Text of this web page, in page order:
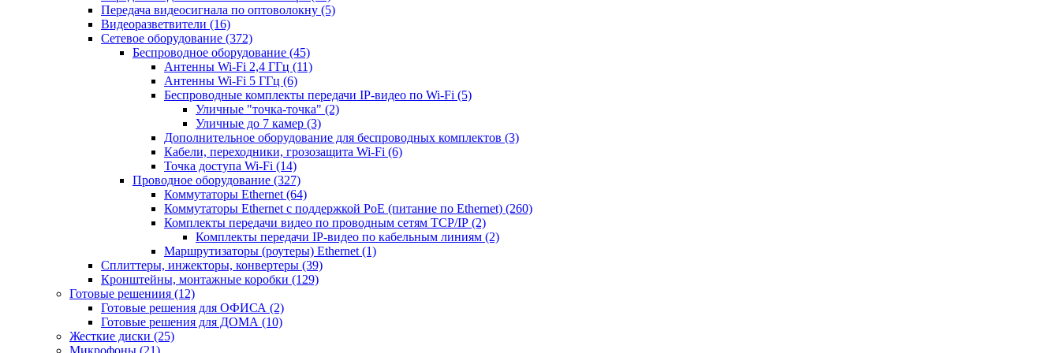
Передача видеосигнала по оптоволокну (5)
Видеоразветвители (16)
Сетевое оборудование (372)
Беспроводное оборудование (45)
Антенны Wi-Fi 2,4 ГГц (11)
Антенны Wi-Fi 5 ГГц (6)
Беспроводные комплекты передачи IP-видео по Wi-Fi (5)
Уличные "точка-точка" (2)
Уличные до 7 камер (3)
Дополнительное оборудование для беспроводных комплектов (3)
Кабели, переходники, грозозащита Wi-Fi (6)
Точка доступа Wi-Fi (14)
Проводное оборудование (327)
Коммутаторы Ethernet (64)
Коммутаторы Ethernet с поддержкой PoE (питание по Ethernet) (260)
Комплекты передачи видео по проводным сетям TCP/IP (2)
Комплекты передачи IP-видео по кабельным линиям (2)
Маршрутизаторы (роутеры) Ethernet (1)
Сплиттеры, инжекторы, конвертеры (39)
Кронштейны, монтажные коробки (129)
Готовые решениия (12)
Готовые решения для ОФИСА (2)
Готовые решения для ДОМА (10)
Жесткие диски (25)
Микрофоны (21)